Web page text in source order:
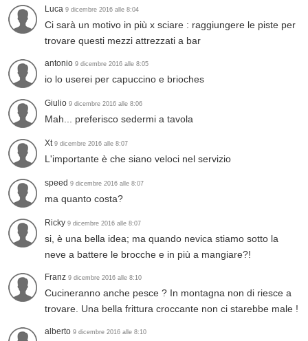
Luca 9 dicembre 2016 alle 8:04
Ci sarà un motivo in più x sciare : raggiungere le piste per
trovare questi mezzi attrezzati a bar
antonio 9 dicembre 2016 alle 8:05
io lo userei per capuccino e brioches
Giulio 9 dicembre 2016 alle 8:06
Mah... preferisco sedermi a tavola
Xt 9 dicembre 2016 alle 8:07
L'importante è che siano veloci nel servizio
speed 9 dicembre 2016 alle 8:07
ma quanto costa?
Ricky 9 dicembre 2016 alle 8:07
si, è una bella idea; ma quando nevica stiamo sotto la
neve a battere le brocche e in più a mangiare?!
Franz 9 dicembre 2016 alle 8:10
Cucineranno anche pesce ? In montagna non di riesce a
trovare. Una bella frittura croccante non ci starebbe male !
alberto 9 dicembre 2016 alle 8:10